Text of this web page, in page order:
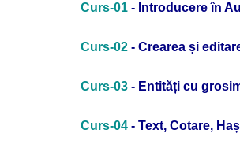
Curs-01 - Introducere în
Curs-02 - Crearea și
Curs-03 - Entități cu
Curs-04 - Text, Cotare,